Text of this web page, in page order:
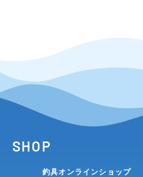
SHOP
釣具オンラインショップ